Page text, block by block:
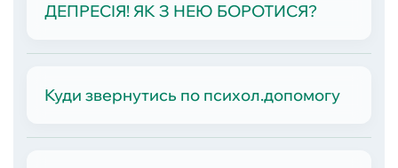
ДЕПРЕСІЯ! ЯК З НЕЮ БОРОТИСЯ?
Куди звернутись по психол.допомогу